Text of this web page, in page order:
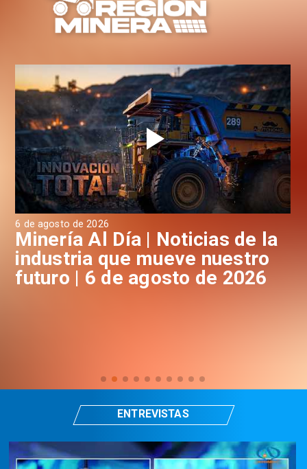
6 de agosto de 2026
Minería Al Día | Noticias de la
industria que mueve nuestro
futuro | 6 de agosto de 2026
ENTREVISTAS